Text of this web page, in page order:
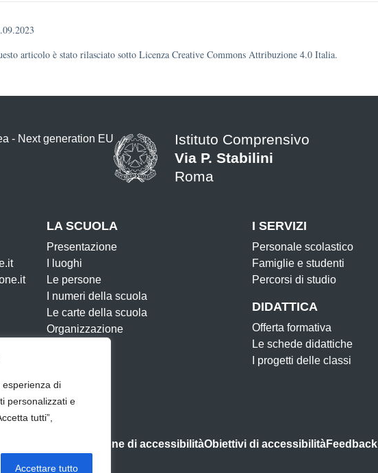
esperienza di
personalizzati e
tutti”,
Accettare tutto
articolo è stato rilasciato sotto Licenza Creative Commons Attribuzione 4.0 Italia.
Istituto Comprensivo
Via P. Stabilini
Roma
LA SCUOLA
Presentazione
I luoghi
Le persone
I numeri della scuola
Le carte della scuola
Organizzazione
I SERVIZI
Personale scolastico
Famiglie e studenti
Percorsi di studio
DIDATTICA
Offerta formativa
Le schede didattiche
I progetti delle classi
Dichiarazione di accessibilitàObiettivi di accessibilitàFeedback